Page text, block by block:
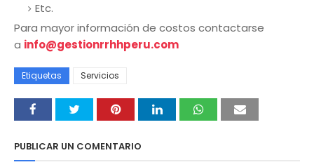
Etc.
Para mayor información de costos contactarse
a info@gestionrrhhperu.com
Etiquetas Servicios
PUBLICAR UN COMENTARIO